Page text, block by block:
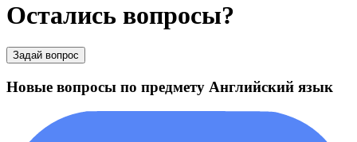
Остались вопросы?
Задай вопрос
Новые вопросы по предмету Английский язык